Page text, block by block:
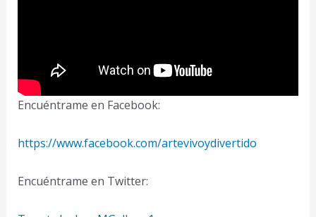
Encuéntrame en Facebook:
https://www.facebook.com/artevivoydivertido
Encuéntrame en Twitter: